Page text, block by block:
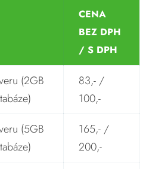
CENA
BEZ DPH
/ S DPH
(2GB
83,- /
100,-
(5GB
165,- /
200,-